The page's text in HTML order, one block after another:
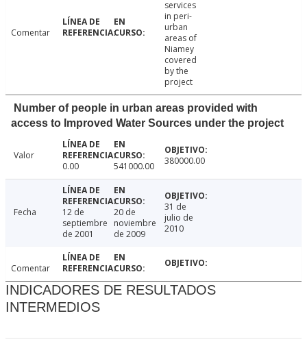
Comentar
services
in peri-
urban
areas of
Niamey
covered
by the
project
Number of people in urban areas provided with
access to Improved Water Sources under the project
Valor
0.00
541000.00 380000.00
Fecha
12 de
septiembre
de 2001
20 de
noviembre
de 2009
31 de
julio de
2010
Comentar
INDICADORES DE RESULTADOS
INTERMEDIOS